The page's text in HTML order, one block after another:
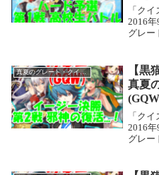
校生
「ク
2016
グレー
記事
高校
ズ 真
真夏のグレート・クイズ・ウォー(GQW)
【黒
真夏
表示
「ク
2016
グレー
情報
注意
欠片